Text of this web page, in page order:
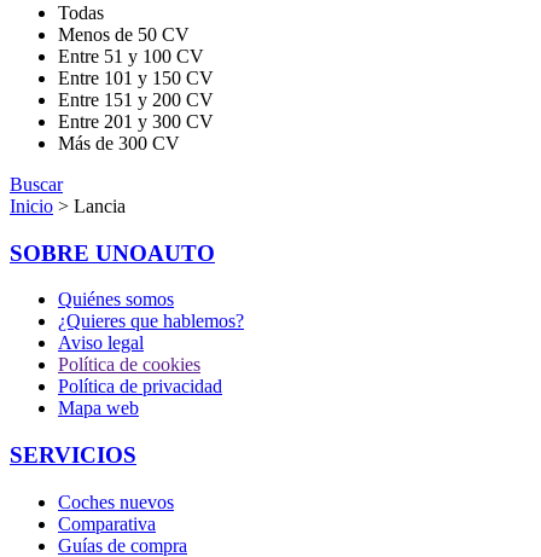
Todas
Menos de 50 CV
Entre 51 y 100 CV
Entre 101 y 150 CV
Entre 151 y 200 CV
Entre 201 y 300 CV
Más de 300 CV
Buscar
Inicio > Lancia
SOBRE UNOAUTO
Quiénes somos
¿Quieres que hablemos?
Aviso legal
Política de cookies
Política de privacidad
Mapa web
SERVICIOS
Coches nuevos
Comparativa
Guías de compra